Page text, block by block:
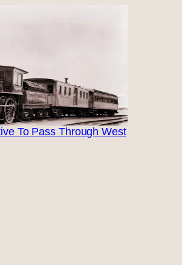
To Pass Through West